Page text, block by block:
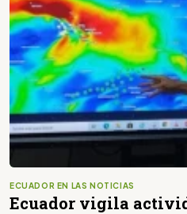
ECUADOR EN LAS NOTICIAS
Ecuador vigila